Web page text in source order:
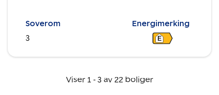
Soverom
3
Energimerking
E
Viser 1 - 3 av 22 boliger